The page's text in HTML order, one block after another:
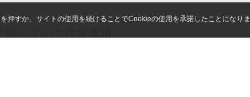
押すか、サイトの使用を続けることでCookieの使用を承諾したことになり